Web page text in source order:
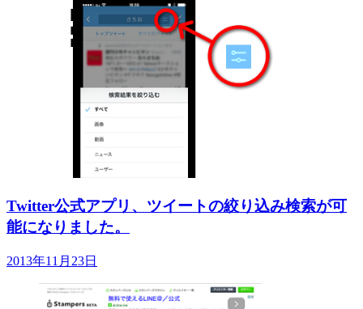
Twitter公式アプリ、ツイートの絞り込み検索が可
能になりました。
2013年11月23日